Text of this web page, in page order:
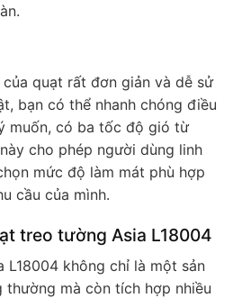
quạt rất đơn giản và dễ sử
bạn có thể nhanh chóng điều
muốn, có ba tốc độ gió từ
cho phép người dùng linh
mức độ làm mát phù hợp
cầu của mình.
treo tường Asia L18004
L18004 không chỉ là một sản
thường mà còn tích hợp nhiều